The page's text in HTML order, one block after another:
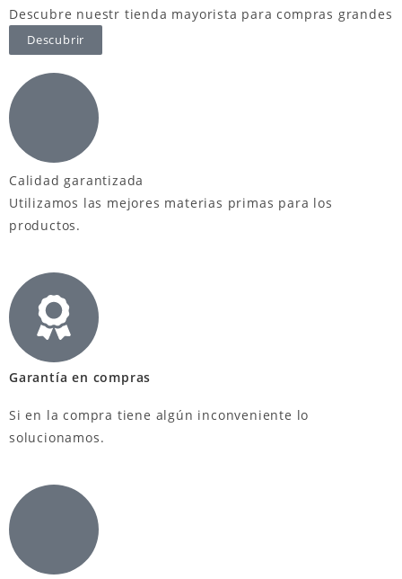
Descubre nuestr tienda mayorista para compras grandes
Descubrir
Calidad garantizada
Utilizamos las mejores materias primas para los
productos.
Garantía en compras
Si en la compra tiene algún inconveniente lo
solucionamos.